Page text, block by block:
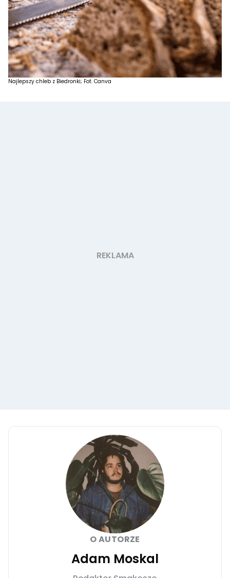
Najlepszy chleb z Biedronki; Fot. Canva
O AUTORZE
Adam Moskal